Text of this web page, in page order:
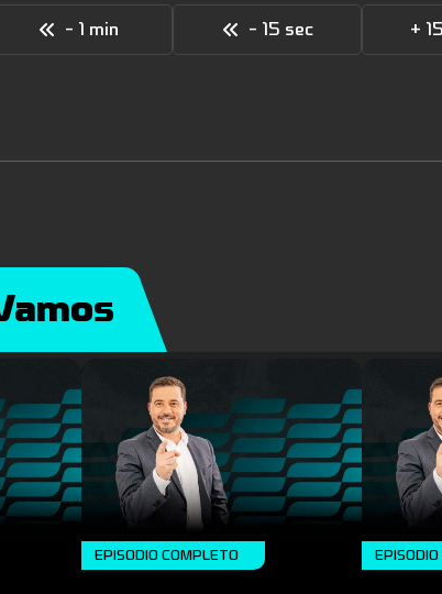
- 1 min - 15 sec +
EPISODIO COMPLETO